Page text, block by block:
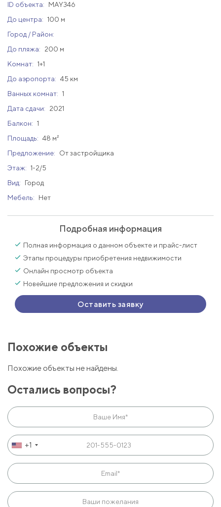
ID объекта:
MAY346
До центра: 100 м
Город / Район:
До пляжа:
200 м
Комнат: 1+1
До аэропорта: 45 км
Ванных комнат: 1
Дата сдачи:
2021
Балкон: 1
Площадь: 48 м²
Предложение:
От застройщика
Этаж: 1-2/5
Вид:
Город
Мебель:
Нет
Подробная информация
Полная информация о данном объекте и прайс-лист
Этапы процедуры приобретения недвижимости
Онлайн просмотр объекта
Новейшие предложения и скидки
Оставить заявку
Похожие объекты
Похожие объекты не найдены.
Остались вопросы?
+1